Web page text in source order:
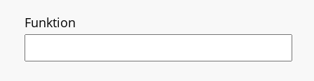
lassen
lassen
Funktion